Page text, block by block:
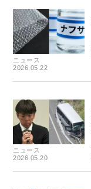
ニュース
2026.05.22
ニュース
2026.05.20